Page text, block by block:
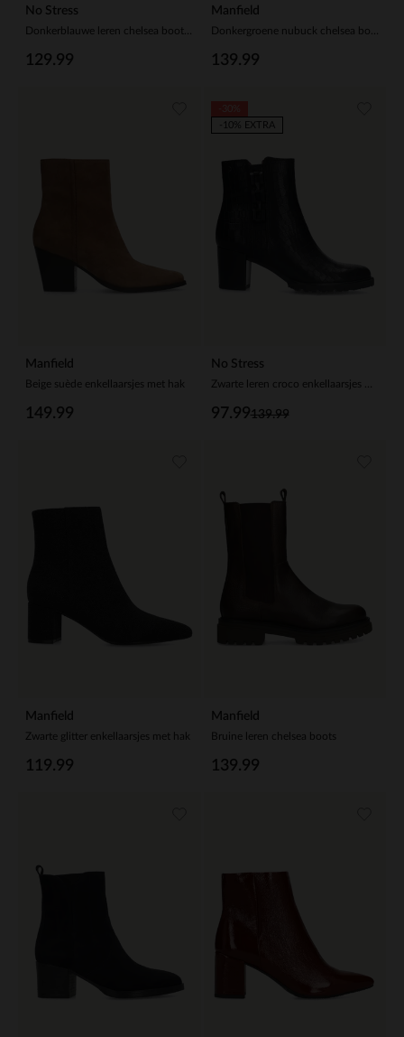
No Stress
129.99
Manfield
139.99
Manfield
Beige suède enkellaarsjes met hak
149.99
No Stress
139.99
97.99
-10% EXTRA
Manfield
Zwarte glitter enkellaarsjes met hak
119.99
Manfield
Bruine leren chelsea boots
139.99